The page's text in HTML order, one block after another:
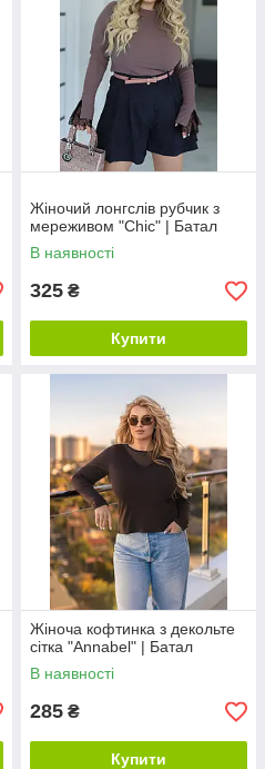
Жіночий лонгслів рубчик з
мереживом "Chic" | Батал
В наявності
325 ₴
Купити
Жіноча кофтинка з декольте
сітка "Annabel" | Батал
В наявності
285 ₴
Купити